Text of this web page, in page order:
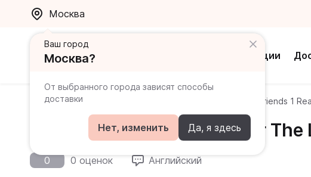
Москва
Акции
Ваш город
Москва?
От выбранного города зависят способы
доставки
Нет, изменить Да, я здесь
Главная Каталог Family and Friends 1
Family and Friends 1 Reader
0 0 оценок Английский